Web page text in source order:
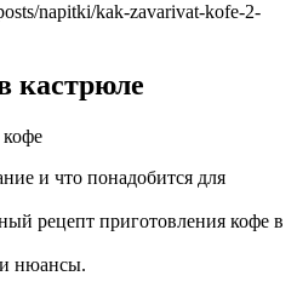
napitki/kak-zavarivat-kofe-2-
кастрюле
и что понадобится для
рецепт приготовления кофе в
нюансы.